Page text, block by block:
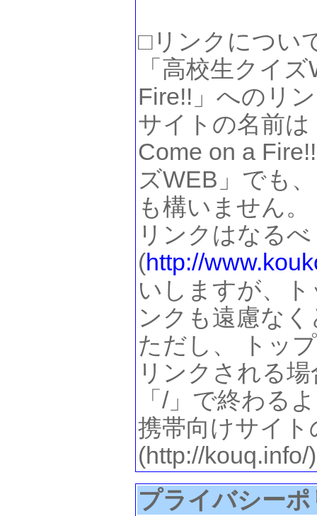
□リンクについ
「高校生クイ
Fire!!」へのリ
サイトの名前
Come on a
ズWEB」でも
も構いません。
リンクはなる
(http://
いしますが、
ンクも遠慮な
ただし、 トッ
リンクされる
「/」で終わる
携帯向けサイト
(http://
プライバシー